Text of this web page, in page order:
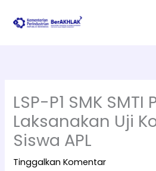
LSP-P1 SMK
Laksanakan Uji
Siswa APL
Tinggalkan Komentar